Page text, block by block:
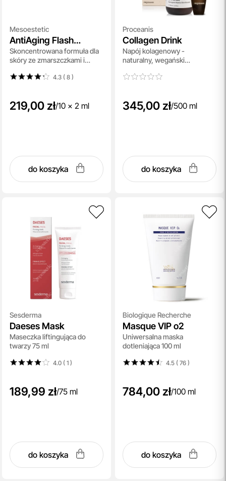
Mesoestetic
AntiAging Flash
Ampoules
Skoncentrowana formuła dla
skóry ze zmarszczkami i
natychmiastowy efekt liftingu
4.3 ( 8)
219,00 zł/10 x 2 ml
do koszyka
Proceanis
Collagen Drink
Napój kolagenowy -
naturalny, wegański
345,00 zł/500 ml
do koszyka
Sesderma
Daeses Mask
Maseczka liftingująca do
twarzy 75 ml
4.0 ( 1)
189,99 zł/75 ml
do koszyka
Biologique Recherche
Masque VIP o2
Uniwersalna maska
dotleniająca 100 ml
4.5 ( 76)
784,00 zł/100 ml
do koszyka